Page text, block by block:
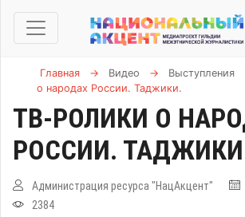
Главная → Видео → Выступления
о народах России. Таджики.
ТВ-РОЛИКИ О
РОССИИ.
Администрация ресурса "НацАкцент"
2384